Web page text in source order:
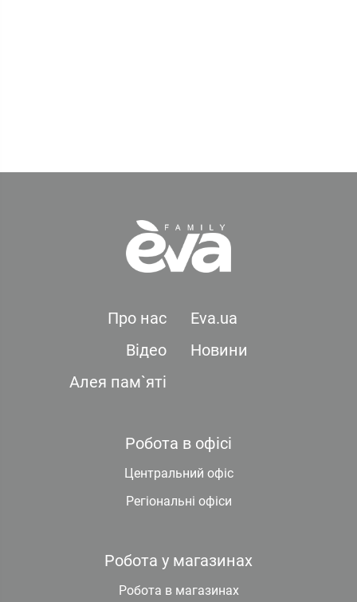
Про нас
Eva.ua
Відео
Новини
Алея пам`яті
Робота в офісі
Центральний офіс
Регіональні офіси
Робота у магазинах
Робота в магазинах